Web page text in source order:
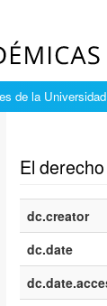
de la
El
dc.creator
dc.date